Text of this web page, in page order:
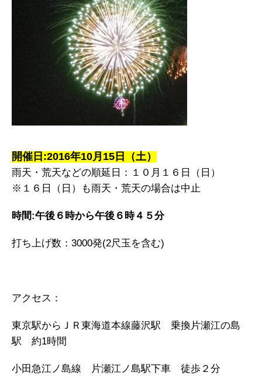
開催日:2016年10月15日（土）
雨天・荒天などの順延日：１０月１６日（日）
※１６日（日）も雨天・荒天の場合は中止
時間:午後６時から午後６時４５分
打ち上げ数：3000発(2尺玉を含む)
アクセス：
東京駅からＪＲ東海道本線藤沢駅 乗換片瀬江の島
駅 約1時間
小田急江ノ島線 片瀬江ノ島駅下車 徒歩２分